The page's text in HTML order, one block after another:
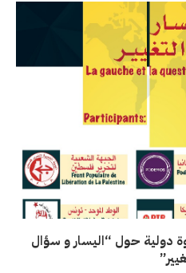
دولية حول “اليسار و سؤال